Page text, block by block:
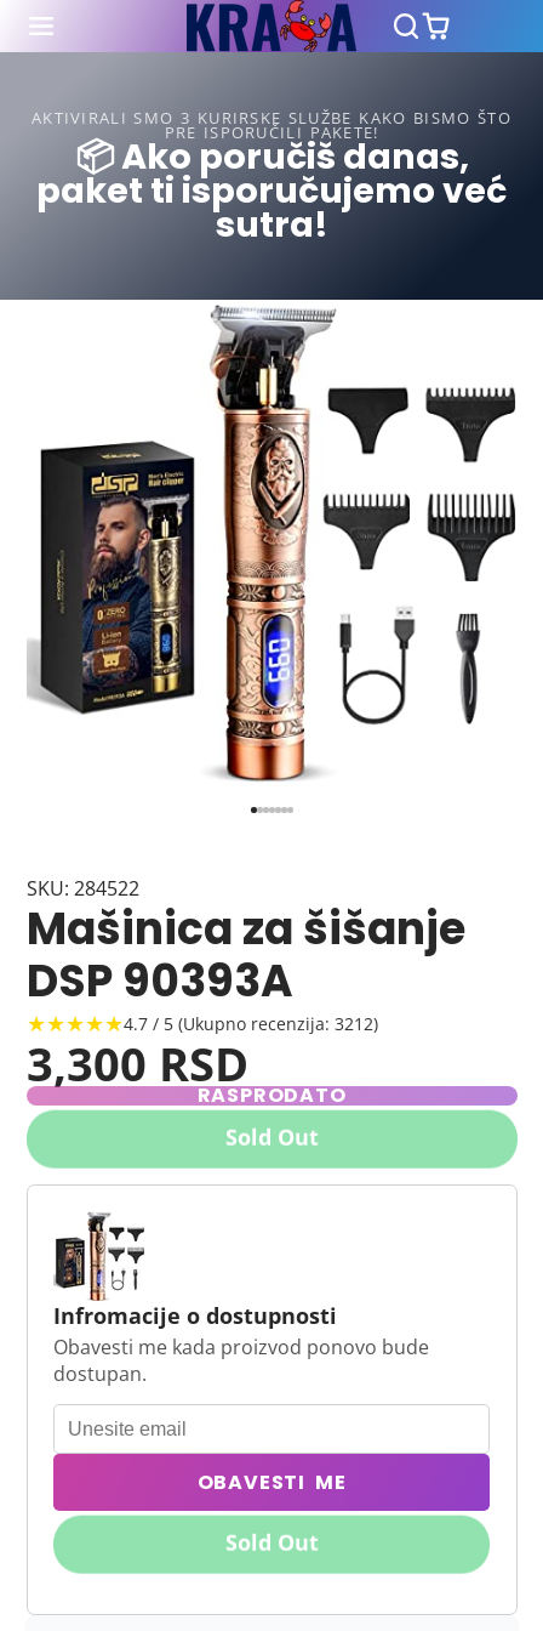
AKTIVIRALI SMO 3 KURIRSKE SLUŽBE KAKO BISMO ŠTO
PRE ISPORUČILI PAKETE!
📦 Ako poručiš danas,
paket ti isporučujemo već
sutra!
SKU: 284522
Mašinica za šišanje
DSP 90393A
★★★★★4.7 / 5 (Ukupno recenzija: 3212)
3,300 RSD
RASPRODATO
Sold Out
Infromacije o dostupnosti
Obavesti me kada proizvod ponovo bude
dostupan.
OBAVESTI ME
Sold Out